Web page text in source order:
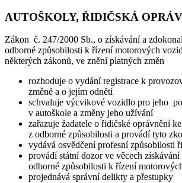
AUTOŠKOLY, ŘIDIČSKÁ
Zákon č. 247/2000 Sb., o získávání a
odborné způsobilosti k řízení motorových
některých zákonů, ve znění platných změn
rozhoduje o vydání registrace k
změně a o jejím odnětí
schvaluje výcvikové vozidlo pro jeho
v autoškole a změny jeho užívání
zařazuje žadatele o řidičské oprávnění
z odborné způsobilosti a provádí tyto
vydává osvědčení profesní způsobilosti
provádí státní dozor ve věcech
odborné způsobilosti k řízení
projednává správní delikty a přestupky